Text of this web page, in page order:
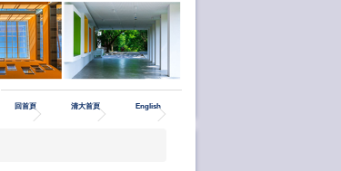
回首頁 清大首頁 English